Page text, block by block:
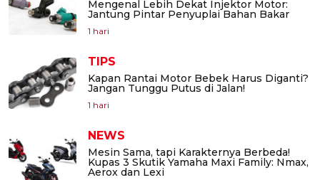
Mengenal Lebih Dekat Injektor Motor:
Jantung Pintar Penyuplai Bahan Bakar
1 hari
TIPS
Kapan Rantai Motor Bebek Harus Diganti?
Jangan Tunggu Putus di Jalan!
1 hari
NEWS
Mesin Sama, tapi Karakternya Berbeda!
Kupas 3 Skutik Yamaha Maxi Family: Nmax,
Aerox dan Lexi